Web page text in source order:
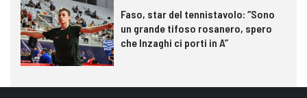
Faso, star del tennistavolo: “Sono
un grande tifoso rosanero, spero
che Inzaghi ci porti in A”